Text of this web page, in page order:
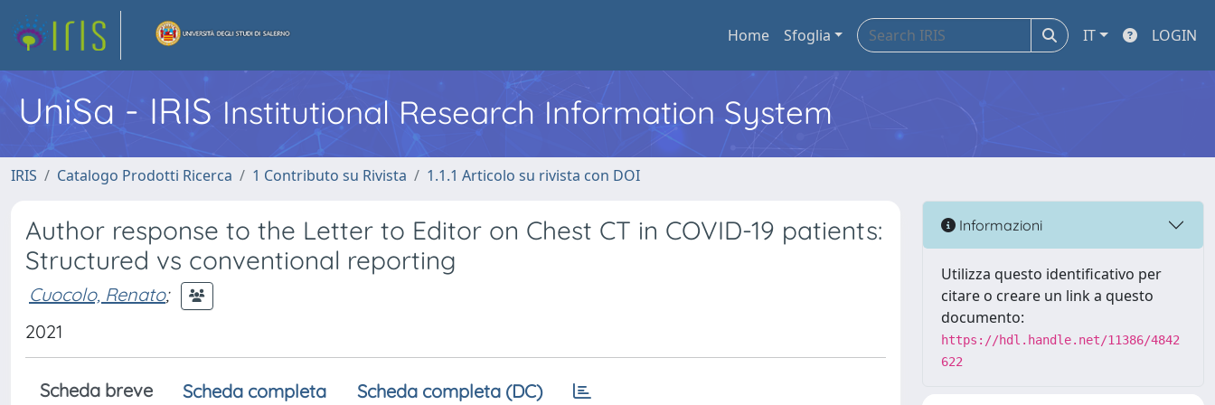
Home Sfoglia IT LOGIN
UniSa - IRIS Institutional Research Information System
IRIS Catalogo Prodotti Ricerca 1 Contributo su Rivista 1.1.1 Articolo su rivista con DOI
Author response to the Letter to Editor on Chest CT in COVID-19 patients:
Structured vs conventional reporting
Cuocolo, Renato;
2021
Scheda breve Scheda completa Scheda completa (DC)
Informazioni
Utilizza questo identificativo per
citare o creare un link a questo
documento:
https://hdl.handle.net/11386/4842
622